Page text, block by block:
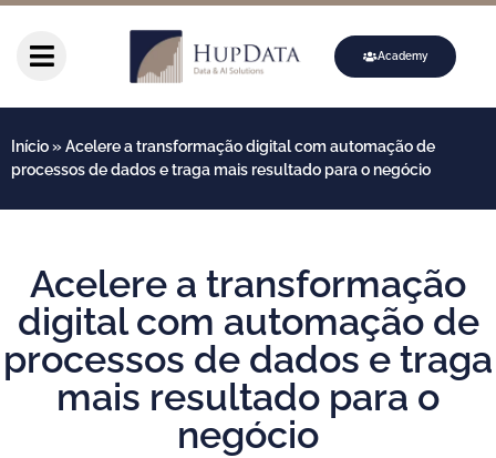
Academy
Início» Acelere a transformação digital com automação de
processos de dados e traga mais resultado para o negócio
Acelere a transformação
digital com automação de
processos de dados e traga
mais resultado para o
negócio